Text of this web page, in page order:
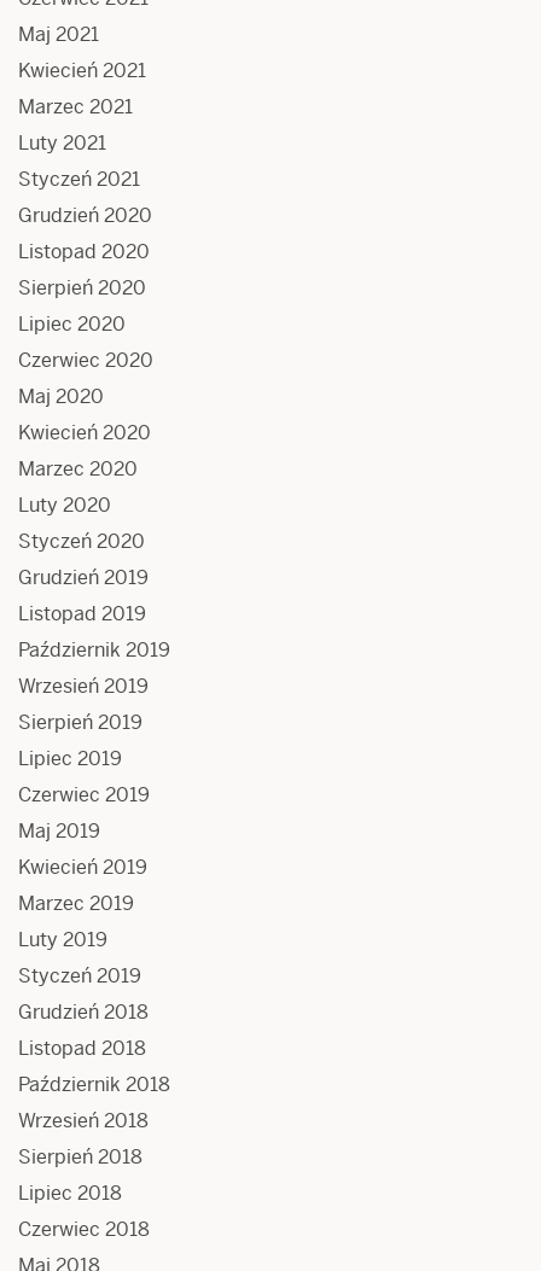
Maj 2021
Kwiecień 2021
Marzec 2021
Luty 2021
Styczeń 2021
Grudzień 2020
Listopad 2020
Sierpień 2020
Lipiec 2020
Czerwiec 2020
Maj 2020
Kwiecień 2020
Marzec 2020
Luty 2020
Styczeń 2020
Grudzień 2019
Listopad 2019
Październik 2019
Wrzesień 2019
Sierpień 2019
Lipiec 2019
Czerwiec 2019
Maj 2019
Kwiecień 2019
Marzec 2019
Luty 2019
Styczeń 2019
Grudzień 2018
Listopad 2018
Październik 2018
Wrzesień 2018
Sierpień 2018
Lipiec 2018
Czerwiec 2018
Maj 2018